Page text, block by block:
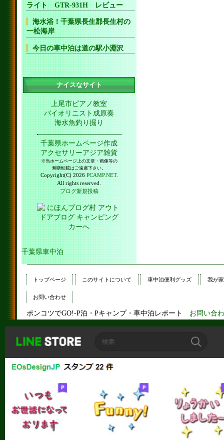
ライト GTR-931H レビュー
海水浴！千葉県長生郡長生村の
一松海岸
今日の車中泊は道の駅小淵沢
ナイスなサイト
上尾市ピアノ教室
バイオリニスト成原奏
海水魚釣り掘り
千葉県ホームページ作成
アクセサリーアジア雑貨
※当ホームページ上の文章・画像等の
無断転載はご遠慮下さい。
Copyright(C) 2026 PCAMP.NET.
All rights reserved.
ブログ新規投稿
千葉県車中泊
トップページ このサイトについて 車中泊便利グッズ 我が
お問い合わせ
ポンコツでGO!-P泊・Pキャンプ・車中泊レポート お問い合